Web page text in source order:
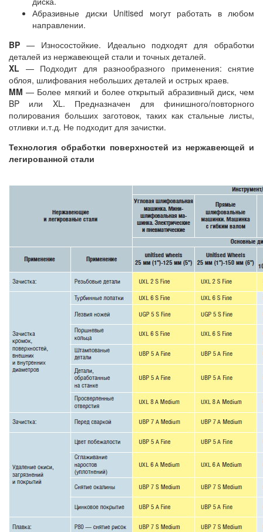
Абразивные диски Unitised могут работать в любом
направлении.
BP — Износостойкие. Идеально подходят для обработки
деталей из нержавеющей стали и точных деталей.
XL — Подходит для разнообразного применения: снятие
облоя, шлифования небольших деталей и острых краев.
MM — Более мягкий и более открытый абразивный диск, чем
BP или XL. Предназначен для финишного/повторного
полирования больших заготовок, таких как стальные листы,
отливки и.т.д. Не подходит для зачистки.
Технология обработки поверхностей из нержавеющей и
легированной стали